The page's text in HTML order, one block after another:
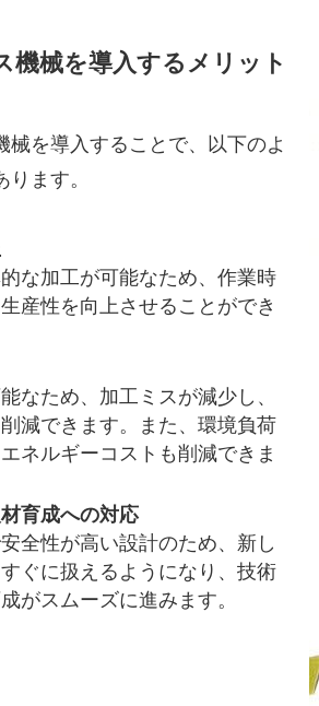
機械を導入するメリット
械を導入することで、以下のよ
ます。
な加工が可能なため、作業時
産性を向上させることができ
なため、加工ミスが減少し、
減できます。また、環境負荷
ネルギーコストも削減できま
育成への対応
全性が高い設計のため、新し
ぐに扱えるようになり、技術
がスムーズに進みます。